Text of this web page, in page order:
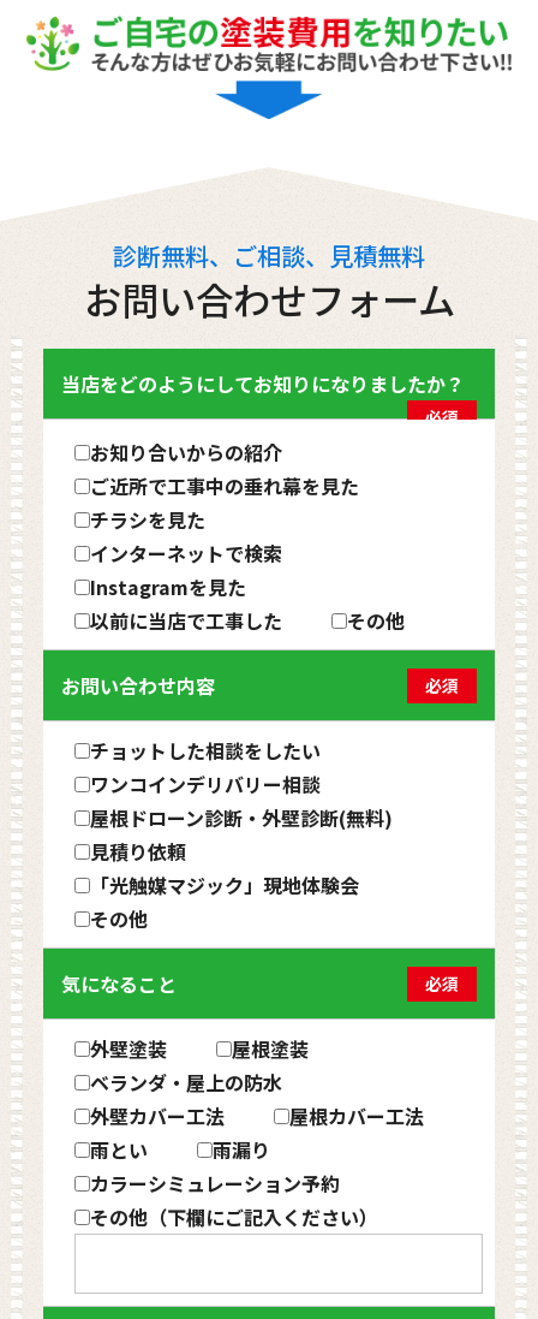
診断無料、ご相談、見積無料
お問い合わせフォーム
当店をどのようにしてお知りになりましたか？
必須
お知り合いからの紹介
ご近所で工事中の垂れ幕を見た
チラシを見た
インターネットで検索
Instagramを見た
以前に当店で工事した
その他
お問い合わせ内容 必須
チョットした相談をしたい
ワンコインデリバリー相談
屋根ドローン診断・外壁診断(無料)
見積り依頼
「光触媒マジック」現地体験会
その他
気になること 必須
外壁塗装
屋根塗装
ベランダ・屋上の防水
外壁カバー工法
屋根カバー工法
雨とい
雨漏り
カラーシミュレーション予約
その他（下欄にご記入ください）